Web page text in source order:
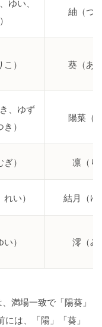
ゆい、
紬（つ
） 葵（あ
、ゆず
）
陽菜（
） 凛（り
い） 結月（ゆ
） 澪（み
満場一致で「陽葵」
は、「陽」「葵」